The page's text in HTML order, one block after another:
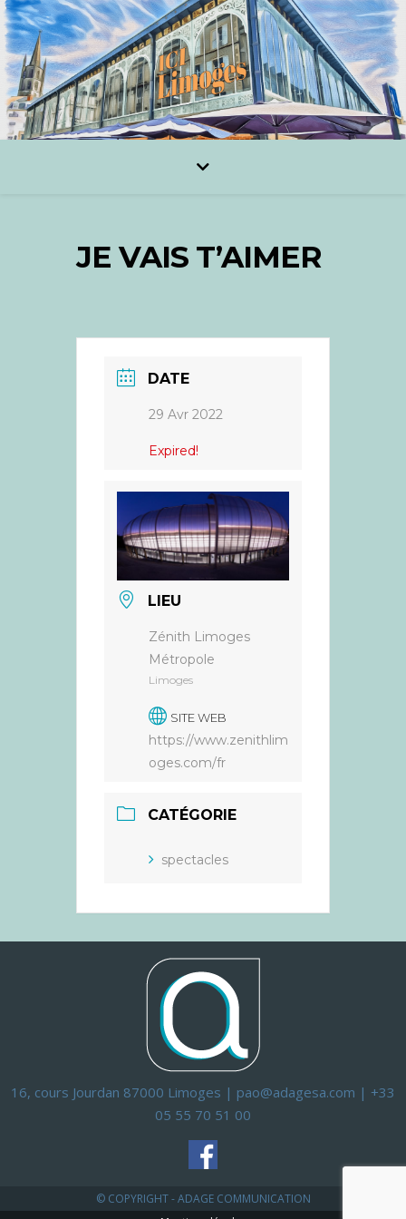
JE VAIS T’AIMER
DATE
29 Avr 2022
Expired!
LIEU
Zénith Limoges
Métropole
Limoges
SITE WEB
https://www.zenithlim
oges.com/fr
CATÉGORIE
spectacles
16, cours Jourdan 87000 Limoges | pao@adagesa.com | +33
05 55 70 51 00
© COPYRIGHT - ADAGE COMMUNICATION